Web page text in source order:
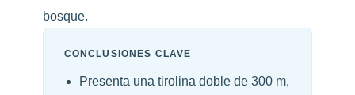
bosque.
CONCLUSIONES CLAVE
Presenta una tirolina doble de 300 m,